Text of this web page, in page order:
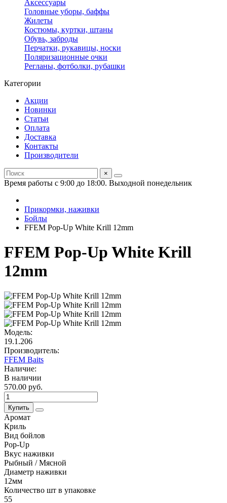
Аксессуары
Головные уборы, баффы
Жилеты
Костюмы, куртки, штаны
Обувь, заброды
Перчатки, рукавицы, носки
Поляризационные очки
Регланы, фотболки, рубашки
Категории
Акции
Новинки
Статьи
Оплата
Доставка
Контакты
Производители
×
Время работы с 9:00 до 18:00. Выходной понедельник
Прикормки, наживки
Бойлы
FFEM Pop-Up White Krill 12mm
FFEM Pop-Up White Krill
12mm
Модель:
19.1.206
Производитель:
FFEM Baits
Наличие:
В наличии
570.00 руб.
Купить
Аромат
Криль
Вид бойлов
Pop-Up
Вкус наживки
Рыбный / Мясной
Диаметр наживки
12мм
Количество шт в упаковке
55